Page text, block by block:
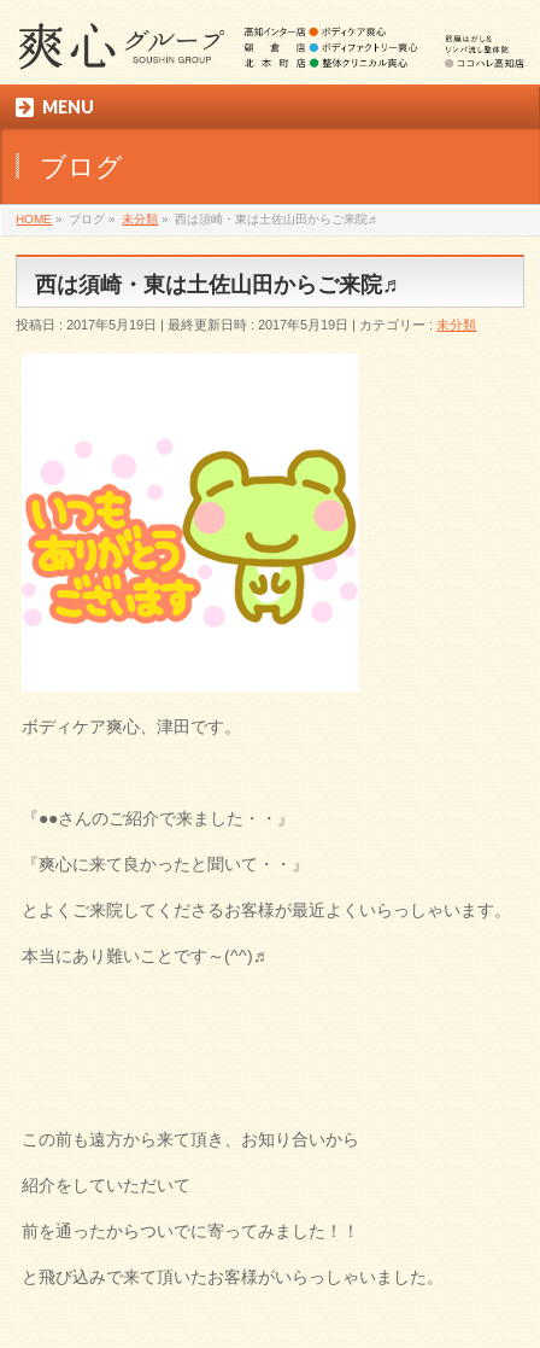
MENU
ブログ
HOME » ブログ » 未分類 » 西は須崎・東は土佐山田からご来院♬
西は須崎・東は土佐山田からご来院♬
投稿日 : 2017年5月19日 最終更新日時 : 2017年5月19日 カテゴリー :未分類
ボディケア爽心、津田です。
『●●さんのご紹介で来ました・・』
『爽心に来て良かったと聞いて・・』
とよくご来院してくださるお客様が最近よくいらっしゃいます。
本当にあり難いことです～(^^)♬
この前も遠方から来て頂き、お知り合いから
紹介をしていただいて
前を通ったからついでに寄ってみました！！
と飛び込みで来て頂いたお客様がいらっしゃいました。